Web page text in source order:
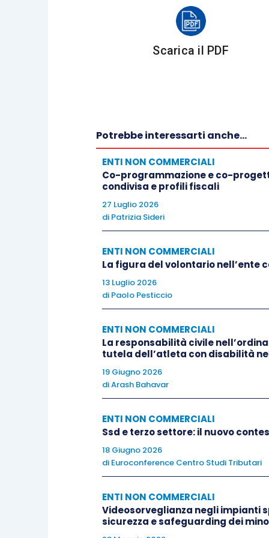
1.2 GESTIONE PUBBLICA CON APPALTI
la conduzione degli impianti tecnici, la
1.3 GESTIONE ATTRAVERSO AZIENDA
L’azienda municipalizzata è quella
sovente i comuni di vaste dimensioni
territorio metropolitano
Gli Enti privati conducono, nella
aperte ai giovani del territorio senza
economiche. Si tratta molto spesso di
La manutenzione dell’impianto segue
(si tratta, spesso, di edifici religiosi:
Scarica il PDF
Potrebbe interessarti anche...
ENTI NON COMMERCIALI
Co-programmazione e co-
condivisa e profili fiscali
27 Luglio 2026
di Patrizia Sideri
ENTI NON COMMERCIALI
La figura del volontario nell’ente
13 Luglio 2026
di Paolo Pesticcio
ENTI NON COMMERCIALI
La responsabilità civile
tutela dell’atleta con disabilità
19 Giugno 2026
diArash Bahavar
ENTI NON COMMERCIALI
Ssd e terzo settore: il nuovo
18 Giugno 2026
di Euroconference Centro Studi Tributari
ENTI NON COMMERCIALI
Videosorveglianza negli impianti
sicurezza e safeguarding dei